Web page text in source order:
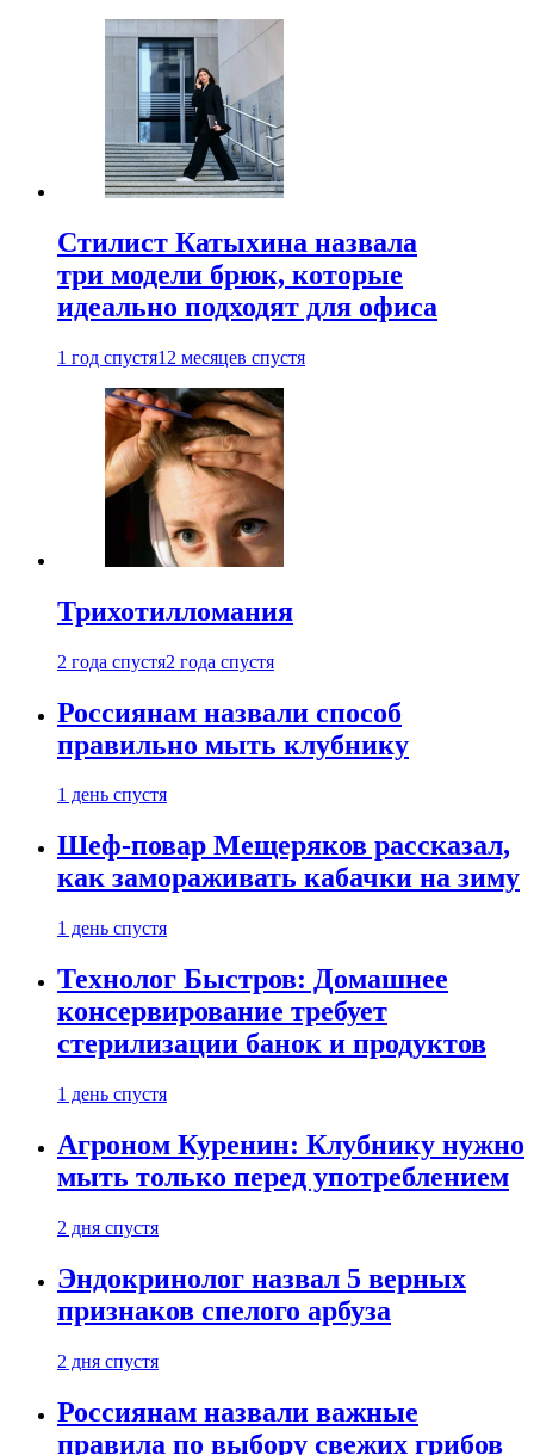
Стилист Катыхина назвала
три модели брюк, которые
идеально подходят для офиса
1 год спустя12 месяцев спустя
Трихотилломания
2 года спустя2 года спустя
Россиянам назвали способ
правильно мыть клубнику
1 день спустя
Шеф-повар Мещеряков рассказал,
как замораживать кабачки на зиму
1 день спустя
Технолог Быстров: Домашнее
консервирование требует
стерилизации банок и продуктов
1 день спустя
Агроном Куренин: Клубнику нужно
мыть только перед употреблением
2 дня спустя
Эндокринолог назвал 5 верных
признаков спелого арбуза
2 дня спустя
Россиянам назвали важные
правила по выбору свежих грибов